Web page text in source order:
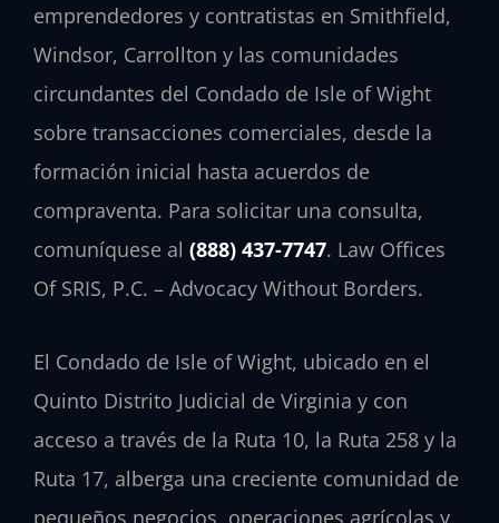
emprendedores y contratistas en Smithfield,
Windsor, Carrollton y las comunidades
circundantes del Condado de Isle of Wight
sobre transacciones comerciales, desde la
formación inicial hasta acuerdos de
compraventa. Para solicitar una consulta,
comuníquese al (888) 437-7747. Law Offices
Of SRIS, P.C. – Advocacy Without Borders.
El Condado de Isle of Wight, ubicado en el
Quinto Distrito Judicial de Virginia y con
acceso a través de la Ruta 10, la Ruta 258 y la
Ruta 17, alberga una creciente comunidad de
pequeños negocios, operaciones agrícolas y